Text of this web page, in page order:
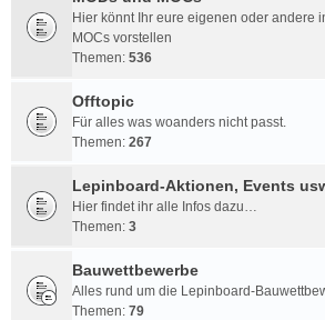
Hier könnt Ihr eure eigenen oder andere
MOCs vorstellen
Themen: 536
Offtopic
Für alles was woanders nicht passt.
Themen: 267
Lepinboard-Aktionen, Events
Hier findet ihr alle Infos dazu…
Themen: 3
Bauwettbewerbe
Alles rund um die Lepinboard-
Themen: 79